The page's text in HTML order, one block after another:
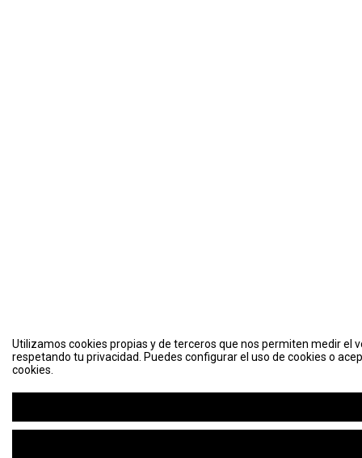
Utilizamos cookies propias y de terceros que nos permiten medir el
respetando tu privacidad. Puedes configurar el uso de cookies o
cookies.